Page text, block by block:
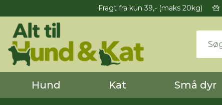
Fragt fra kun 39,- (maks 20kg)
Hund Kat Små dyr